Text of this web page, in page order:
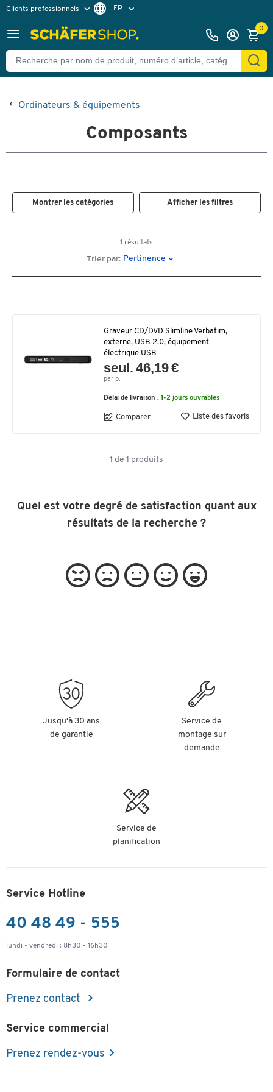
Clients professionnels
Clients particuliers
FR
0
Ordinateurs & équipements
Composants
Montrer les catégories Afficher les filtres
1 résultats
Trier par: Pertinence
Graveur CD/DVD Slimline Verbatim,
externe, USB 2.0, équipement
électrique USB
seul. 46,19 €
par p.
Délai de livraison : 1-2 jours ouvrables
Comparer Liste des favoris
1 de 1 produits
Quel est votre degré de satisfaction quant aux
résultats de la recherche ?
Jusqu'à 30 ans
de garantie
Service de
montage sur
demande
Service de
planification
Service Hotline
40 48 49 - 555
lundi - vendredi : 8h30 - 16h30
Formulaire de contact
Prenez contact
Service commercial
Prenez rendez-vous